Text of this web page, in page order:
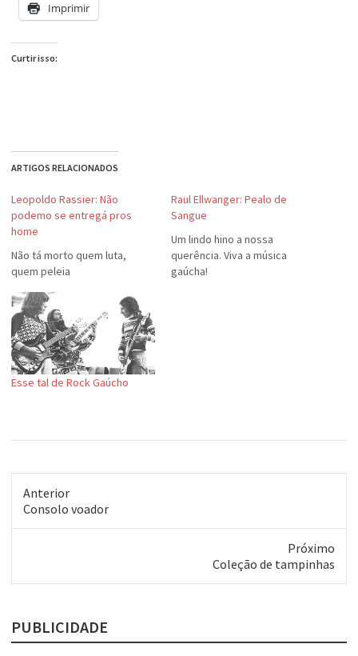
Imprimir
Curtir isso:
ARTIGOS RELACIONADOS
Leopoldo Rassier: Não
podemo se entregá pros
home
Não tá morto quem luta,
quem peleia
Raul Ellwanger: Pealo de
Sangue
Um lindo hino a nossa
querência. Viva a música
gaúcha!
Esse tal de Rock Gaúcho
Anterior
Post
Consolo voador
Próximo
Coleção de tampinhas
PUBLICIDADE